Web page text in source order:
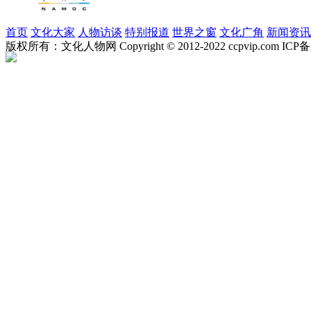
首页 文化大家 人物访谈 特别报道 世界之窗 文化广角 新闻资讯
版权所有：文化人物网 Copyright © 2012-2022 ccpvip.com ICP